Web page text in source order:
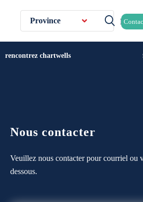
Province
rencontrez chartwells
Nous contacter
Veuillez nous contacter pour courriel ou
dessous.